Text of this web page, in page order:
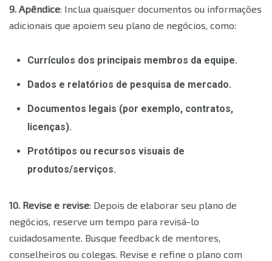
9. Apêndice: Inclua quaisquer documentos ou informações
adicionais que apoiem seu plano de negócios, como:
Currículos dos principais membros da equipe.
Dados e relatórios de pesquisa de mercado.
Documentos legais (por exemplo, contratos,
licenças).
Protótipos ou recursos visuais de
produtos/serviços.
10. Revise e revise: Depois de elaborar seu plano de
negócios, reserve um tempo para revisá-lo
cuidadosamente. Busque feedback de mentores,
conselheiros ou colegas. Revise e refine o plano com